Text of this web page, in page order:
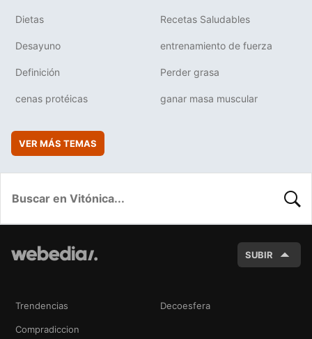
Dietas Recetas Saludables
Desayuno entrenamiento de fuerza
Definición Perder grasa
cenas protéicas ganar masa muscular
VER MÁS TEMAS
SUBIR
Trendencias Decoesfera
Compradiccion